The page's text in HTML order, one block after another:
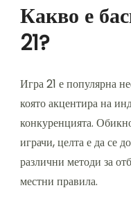
Какво е
21?
Игра 21 е популярна
която акцентира на
конкуренцията.
играчи, целта е да се
различни методи за
местни правила.